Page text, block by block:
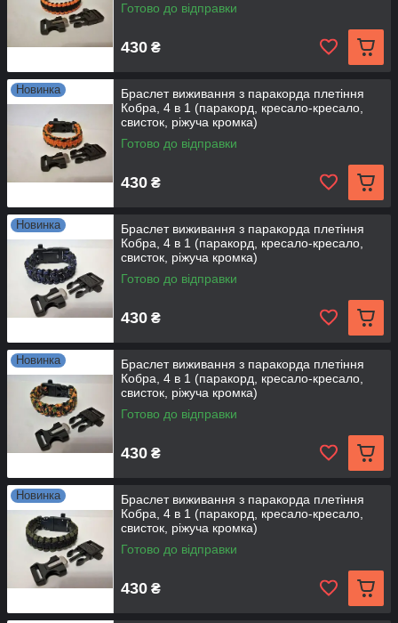
Готово до відправки
430 ₴
Новинка
Браслет виживання з паракорда плетіння
Кобра, 4 в 1 (паракорд, кресало-кресало,
свисток, ріжуча кромка)
Готово до відправки
430 ₴
Новинка
Браслет виживання з паракорда плетіння
Кобра, 4 в 1 (паракорд, кресало-кресало,
свисток, ріжуча кромка)
Готово до відправки
430 ₴
Новинка
Браслет виживання з паракорда плетіння
Кобра, 4 в 1 (паракорд, кресало-кресало,
свисток, ріжуча кромка)
Готово до відправки
430 ₴
Новинка
Браслет виживання з паракорда плетіння
Кобра, 4 в 1 (паракорд, кресало-кресало,
свисток, ріжуча кромка)
Готово до відправки
430 ₴